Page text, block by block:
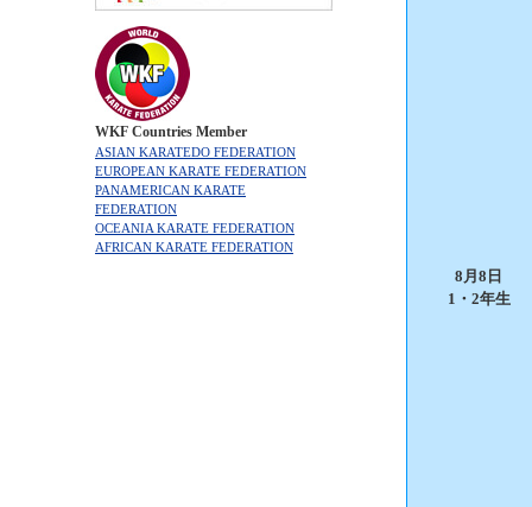
WKF Countries Member
ASIAN KARATEDO FEDERATION
EUROPEAN KARATE FEDERATION
PANAMERICAN KARATE
FEDERATION
OCEANIA KARATE FEDERATION
AFRICAN KARATE FEDERATION
8月8日
1・2年生